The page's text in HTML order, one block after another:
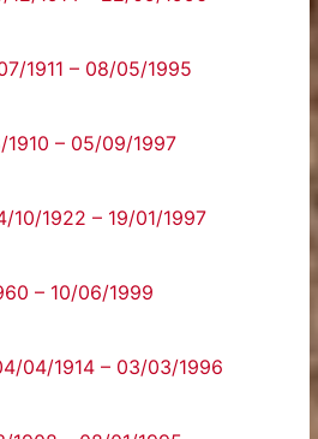
1911 – 08/05/1995
– 05/09/1997
10/1922 – 19/01/1997
– 10/06/1999
04/1914 – 03/03/1996